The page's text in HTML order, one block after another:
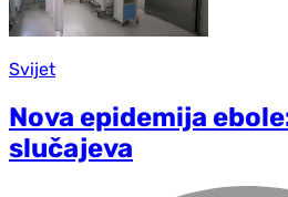
Svijet
Nova epidemija
slučajeva